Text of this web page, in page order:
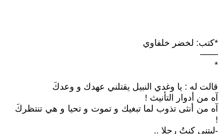
*كتب: لخضر خلفاوي
——
*
قالت له : يا وغدي النبيل يقتلني عهدك و وعدكَ
آه من أدوار التأنيث !
آه من أنثى تذوب لما تبغيك و تموت و تحيا و هي تنتظركَ
!
-ليتني كنتُ رجلا ..